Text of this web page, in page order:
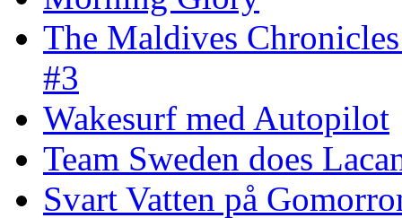
The Maldives
#3
Wakesurf med Autopilot
Team Sweden does
Svart Vatten på